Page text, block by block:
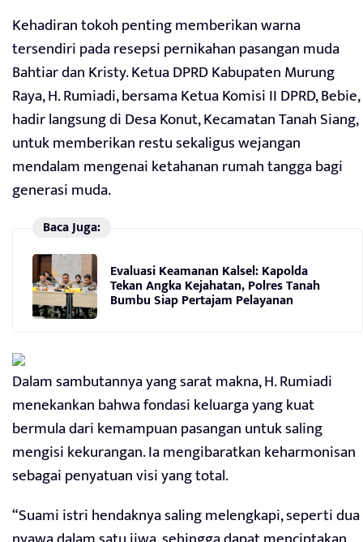
Kehadiran tokoh penting memberikan warna
tersendiri pada resepsi pernikahan pasangan muda
Bahtiar dan Kristy. Ketua DPRD Kabupaten Murung
Raya, H. Rumiadi, bersama Ketua Komisi II DPRD, Bebie,
hadir langsung di Desa Konut, Kecamatan Tanah Siang,
untuk memberikan restu sekaligus wejangan
mendalam mengenai ketahanan rumah tangga bagi
generasi muda.
Baca Juga:
Evaluasi Keamanan Kalsel: Kapolda
Tekan Angka Kejahatan, Polres Tanah
Bumbu Siap Pertajam Pelayanan
Dalam sambutannya yang sarat makna, H. Rumiadi
menekankan bahwa fondasi keluarga yang kuat
bermula dari kemampuan pasangan untuk saling
mengisi kekurangan. Ia mengibaratkan keharmonisan
sebagai penyatuan visi yang total.
“Suami istri hendaknya saling melengkapi, seperti dua